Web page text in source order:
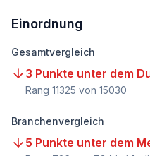
Einordnung
Gesamtvergleich
3 Punkte unter dem
Rang 11325 von 15030
Branchenvergleich
5 Punkte unter dem